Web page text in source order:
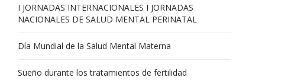
I JORNADAS INTERNACIONALES I JORNADAS
NACIONALES DE SALUD MENTAL PERINATAL
Día Mundial de la Salud Mental Materna
Sueño durante los tratamientos de fertilidad